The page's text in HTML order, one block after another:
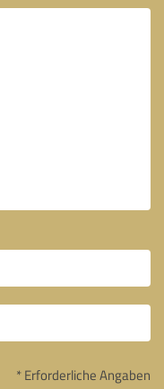
* Erforderliche Angaben